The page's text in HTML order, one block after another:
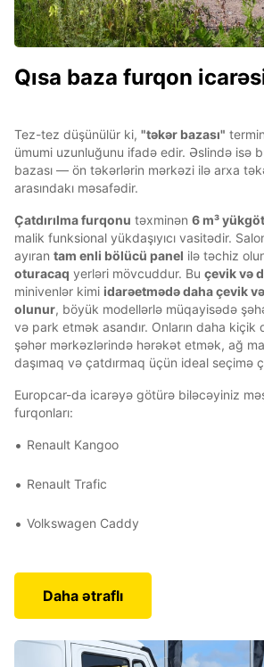
Qısa baza furqon
Tez-tez düşünülür ki, "təkər bazası"
ümumi uzunluğunu ifadə edir. Əslində isə
bazası — ön təkərlərin mərkəzi ilə arxa
arasındakı məsafədir.
Çatdırılma furqonu təxminən 6 m³
malik funksional yükdaşıyıcı vasitədir.
ayıran tam enli bölücü panel ilə təchiz
oturacaq yerləri mövcuddur. Bu çevik və
minivenlər kimi idarəetmədə daha çevik
olunur, böyük modellərlə müqayisədə
və park etmək asandır. Onların daha kiçik
şəhər mərkəzlərində hərəkət etmək, ağ
daşımaq və çatdırmaq üçün ideal seçimə
Europcar-da icarəyə götürə biləcəyiniz
furqonları:
Renault Kangoo
Renault Trafic
Volkswagen Caddy
Daha ətraflı